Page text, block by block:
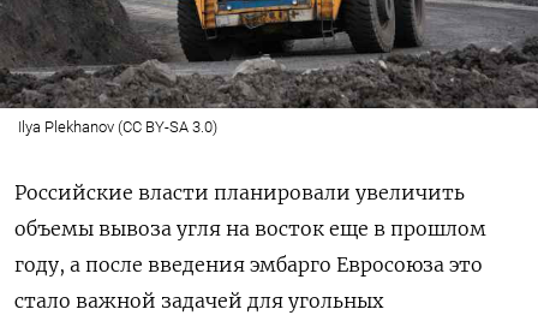
Ilya Plekhanov (CC BY-SA 3.0)
Российские власти планировали увеличить
объемы вывоза угля на восток еще в прошлом
году, а после введения эмбарго Евросоюза это
стало важной задачей для угольных